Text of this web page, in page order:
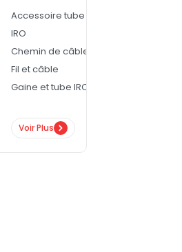
Accessoire tube
IRO
Chemin de câble
Fil et câble
Gaine et tube IRO
Voir Plus